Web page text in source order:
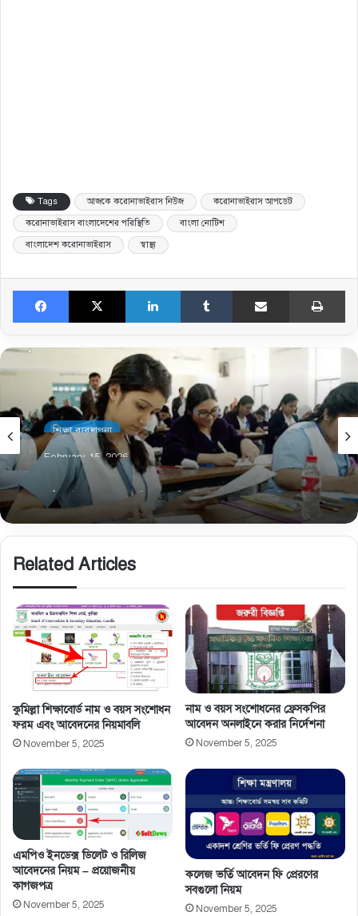
Tags আজকে করোনাভাইরাস নিউজ করোনাভাইরাস আপডেট
করোনাভাইরাস বাংলাদেশের পরিস্থিতি বাংলা নোটিশ
বাংলাদেশ করোনাভাইরাস স্বাস্থ্য
Facebook X LinkedIn Tumblr Share via Email
শিক্ষা ব্যবস্থাপনা
February 15, 2026
ষষ্ঠ, অষ্টম ও নবম শ্রেণির বোর্ড রেজিস্ট্রেশন: ভুল-ভ্রান্তি
এড়াতে প্রতিষ্ঠান প্রধানের করণীয়
Related Articles
কুমিল্লা শিক্ষাবোর্ড নাম ও বয়স সংশোধন
ফরম এবং আবেদনের নিয়মাবলি
November 5, 2025
নাম ও বয়স সংশােধনের ফ্রেসকপির
আবেদন অনলাইনে করার নির্দেশনা
November 5, 2025
এমপিও ইনডেক্স ডিলেট ও রিলিজ
আবেদনের নিয়ম – প্রয়োজনীয়
কাগজপত্র
November 5, 2025
কলেজ ভর্তি আবেদন ফি প্রেরণের
সবগুলো নিয়ম
November 5, 2025